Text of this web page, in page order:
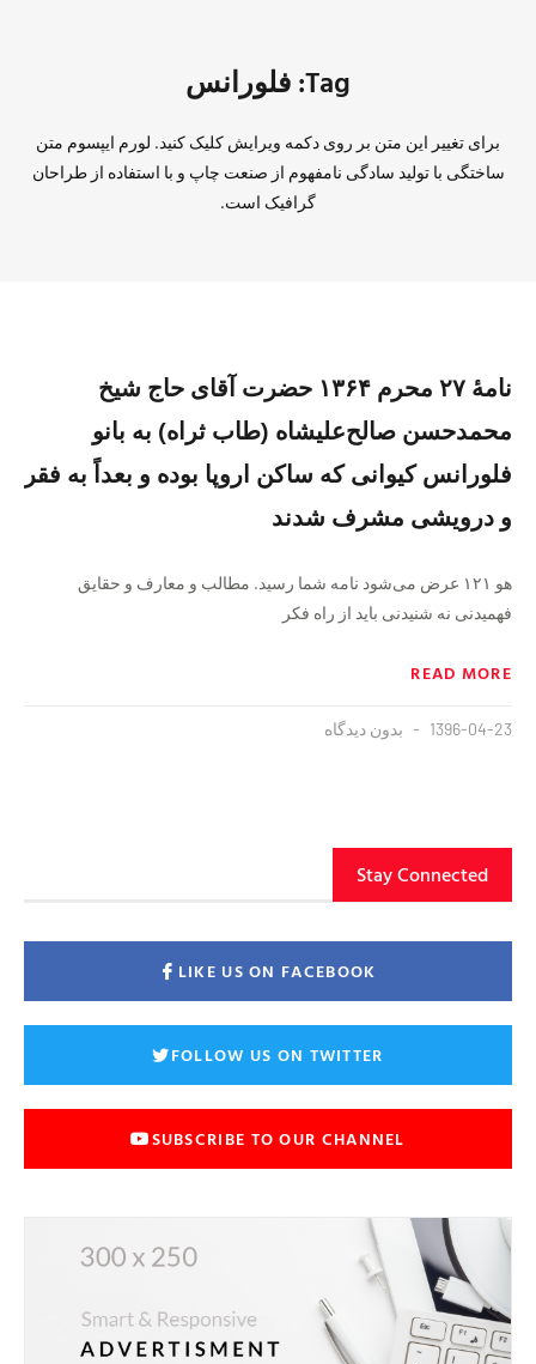
Tag: فلورانس
برای تغییر این متن بر روی دکمه ویرایش کلیک کنید. لورم ایپسوم متن
ساختگی با تولید سادگی نامفهوم از صنعت چاپ و با استفاده از طراحان
گرافیک است.
نامهٔ ۲۷ محرم ۱۳۶۴ حضرت آقای حاج شیخ
محمدحسن صالح‌علیشاه (طاب ثراه) به بانو
فلورانس کیوانی که ساکن اروپا بوده و بعداً به فقر
و درویشی مشرف شدند
هو ۱۲۱ عرض می‌شود نامه شما رسید. مطالب و معارف و حقایق
فهمیدنی نه شنیدنی باید از راه فکر
READ MORE
1396-04-23 بدون دیدگاه
Stay Connected
LIKE US ON FACEBOOK
FOLLOW US ON TWITTER
SUBSCRIBE TO OUR CHANNEL